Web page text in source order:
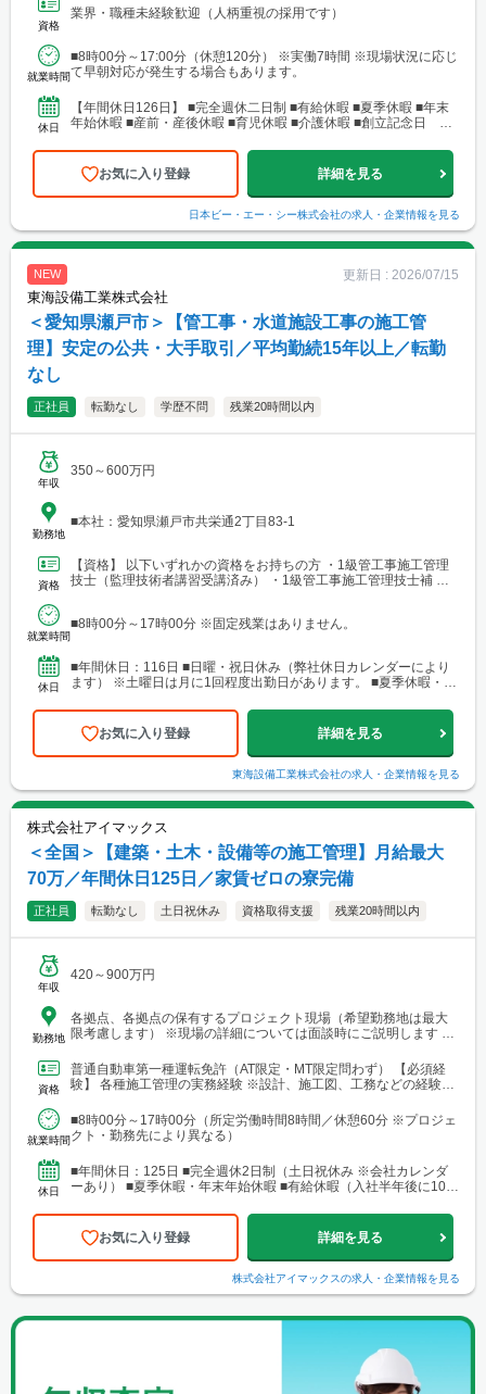
なります（東京都、千葉県、大阪府など）。 希望する勤務地は相
場の場合は、現場近隣での借り上げ住宅の利用が可能です。 （物
件はご自身で選定いただき、会社にて法人契約を行います） ※借
内規定あり）
資格
業界・職種未経験歓迎（人柄重視の採用です）
就業時間
■8時00分～17:00分（休憩120分） ※実働7時間 ※現場状況に応じ
て早朝対応が発生する場合もあります。
休日
【年間休日126日】 ■完全週休二日制 ■有給休暇 ■夏季休暇 ■年末
年始休暇 ■産前・産後休暇 ■育児休暇 ■介護休暇 ■創立記念日 ほ
お気に入り登録 詳細を見る
日本ビー・エー・シー株式会社の求人・企業情報を見る
NEW 更新日 : 2026/07/15
東海設備工業株式会社
＜愛知県瀬戸市＞【管工事・水道施設工事の施工管
理】安定の公共・大手取引／平均勤続15年以上／転勤
なし
正社員 転勤なし 学歴不問 残業20時間以内
年収
350～600万円
勤務地
■本社：愛知県瀬戸市共栄通2丁目83-1
資格
【資格】 以下いずれかの資格をお持ちの方 ・1級管工事施工管理
技士（監理技術者講習受講済み） ・1級管工事施工管理技士補 ・2
就業時間
■8時00分～17時00分 ※固定残業はありません。
休日
■年間休日：116日 ■日曜・祝日休み（弊社休日カレンダーにより
ます） ※土曜日は月に1回程度出勤日があります。 ■夏季休暇・年
お気に入り登録 詳細を見る
東海設備工業株式会社の求人・企業情報を見る
株式会社アイマックス
＜全国＞【建築・土木・設備等の施工管理】月給最大
70万／年間休日125日／家賃ゼロの寮完備
正社員 転勤なし 土日祝休み 資格取得支援 残業20時間以内
年収
420～900万円
勤務地
各拠点、各拠点の保有するプロジェクト現場（希望勤務地は最大
限考慮します） ※現場の詳細については面談時にご説明します
谷区代々木2-23-1 ニューステートメナー1055 └アクセス：京王線
「新宿駅」から徒歩5分 ※東京都を中心とした首都圏のほか、栃
木・群馬・茨城・埼玉・山梨・千葉・神奈川などに関東圏内の現
7-4（アーケード内） 宮城商事ビル4F ※宮城県エリアのほか、青
森・岩手・秋田・山形・福島などに現場あり ■北日本支店 札幌
10条西3丁目13 NKエルムビル1F └アクセス：地下鉄「北12条
駅」徒歩3分、JR「札幌駅」徒歩9分 ※札幌を中心とした道央圏の
ど）に現場あり。 ■関西支店 神戸営業所 兵庫県神戸市中央区
東町122-2 港都ビル8階 └アクセス：「三宮・花時計前駅」から徒
歩2分、「三宮駅」から徒歩8分 ※関西、近畿圏を中心としたエリ
アのほか、西日本（九州・四国・中国）にも現場あり。 ■関
西支店 大阪事務所 大阪府大阪市北区梅田1-1-3-500 大阪駅前第3ビ
ル5階10号 └アクセス：阪急電鉄「大阪梅田駅」、御堂筋線「梅田
たエリアのほか、東海・北陸エリアにも現場あり。
資格
普通自動車第一種運転免許（AT限定・MT限定問わず） 【必須経
験】 各種施工管理の実務経験 ※設計、施工図、工務などの経験を
就業時間
■8時00分～17時00分（所定労働時間8時間／休憩60分 ※プロジェ
クト・勤務先により異なる）
休日
■年間休日：125日 ■完全週休2日制（土日祝休み ※会社カレンダ
ーあり） ■夏季休暇・年末年始休暇 ■有給休暇（入社半年後に10日
お気に入り登録 詳細を見る
株式会社アイマックスの求人・企業情報を見る